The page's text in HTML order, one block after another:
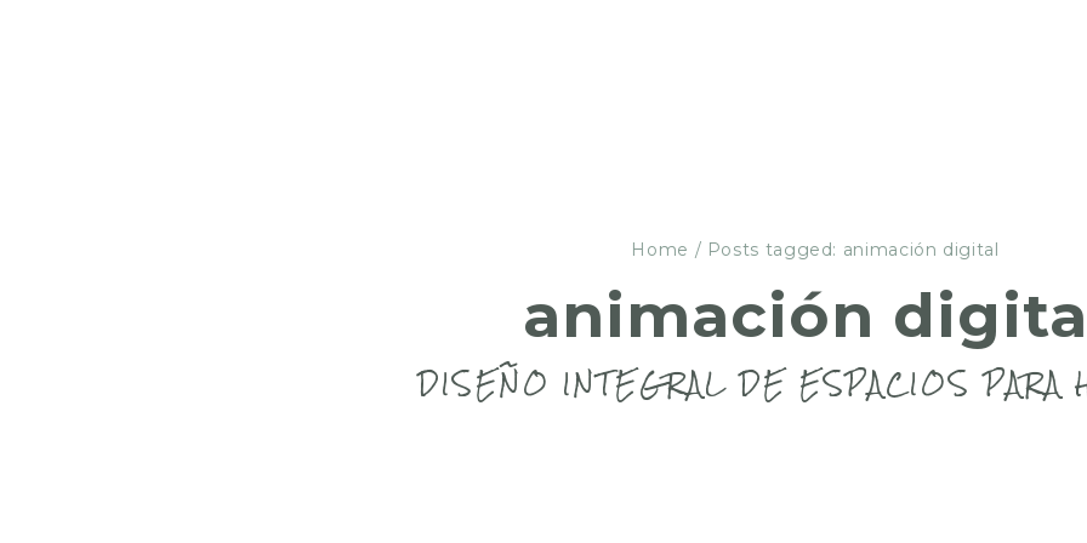
Home / Posts tagged: animación digital
animación
DISEÑO INTEGRAL DE ESPACIOS PARA